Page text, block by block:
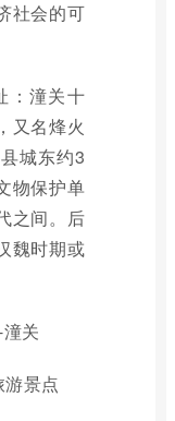
社会的可
：潼关十
又名烽火
城东约3
物保护单
之间。后
魏时期或
关
景点